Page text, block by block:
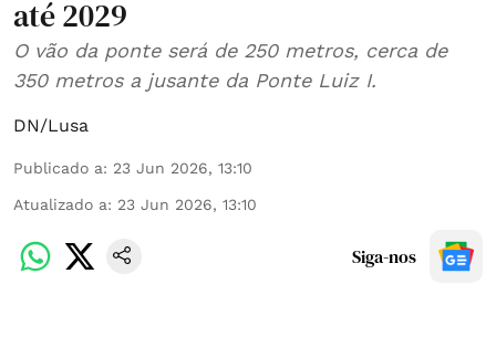
até 2029
O vão da ponte será de 250 metros, cerca de
350 metros a jusante da Ponte Luiz I.
DN/Lusa
Publicado a: 23 Jun 2026, 13:10
Atualizado a: 23 Jun 2026, 13:10
Siga-nos